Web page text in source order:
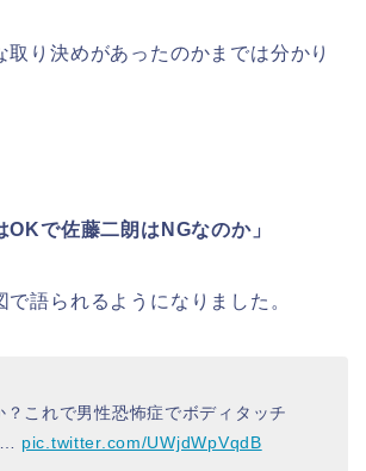
取り決めがあったのかまでは分かり
OKで佐藤二朗はNGなのか」
で語られるようになりました。
？これで男性恐怖症でボディタッチ
pic.twitter.com/UWjdWpVqdB